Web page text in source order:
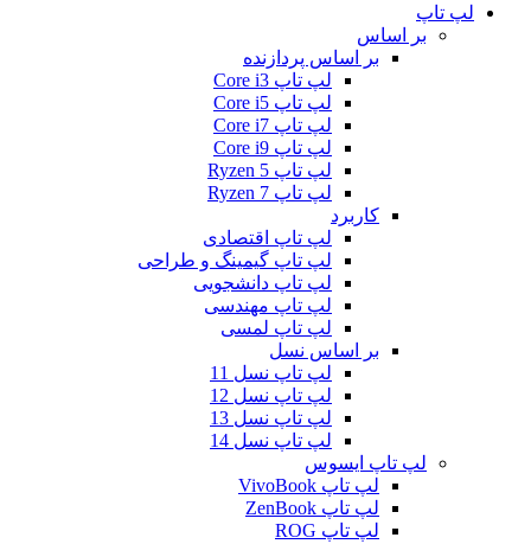
لپ تاپ
بر اساس
بر اساس پردازنده
لپ تاپ Core i3
لپ تاپ Core i5
لپ تاپ Core i7
لپ تاپ Core i9
لپ تاپ Ryzen 5
لپ تاپ Ryzen 7
کاربرد
لپ تاپ اقتصادی
لپ تاپ گیمینگ و طراحی
لپ تاپ دانشجویی
لپ تاپ مهندسی
لپ تاپ لمسی
بر اساس نسل
لپ تاپ نسل 11
لپ تاپ نسل 12
لپ تاپ نسل 13
لپ تاپ نسل 14
لپ تاپ ایسوس
لپ تاپ VivoBook
لپ تاپ ZenBook
لپ تاپ ROG